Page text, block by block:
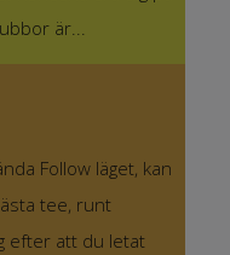
är...
Follow läget, kan
tee, runt
efter att du letat